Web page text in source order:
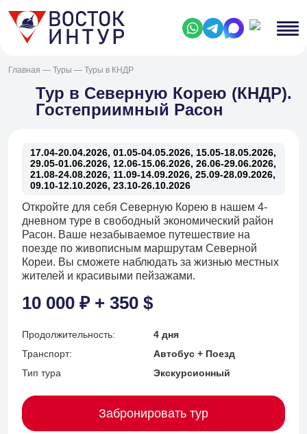
Главная — Туры — Туры в КНДР
Тур в Северную Корею (КНДР).
Гостеприимный Расон
17.04-20.04.2026, 01.05-04.05.2026, 15.05-18.05.2026,
29.05-01.06.2026, 12.06-15.06.2026, 26.06-29.06.2026,
21.08-24.08.2026, 11.09-14.09.2026, 25.09-28.09.2026,
09.10-12.10.2026, 23.10-26.10.2026
Откройте для себя Северную Корею в нашем 4-
дневном туре в свободный экономический район
Расон. Ваше незабываемое путешествие на
поезде по живописным маршрутам Северной
Кореи. Вы сможете наблюдать за жизнью местных
жителей и красивыми пейзажами.
10 000 ₽ + 350 $
Продолжительность:
4 дня
Транспорт:
Автобус + Поезд
Тип тура
Экскурсионный
Забронировать тур